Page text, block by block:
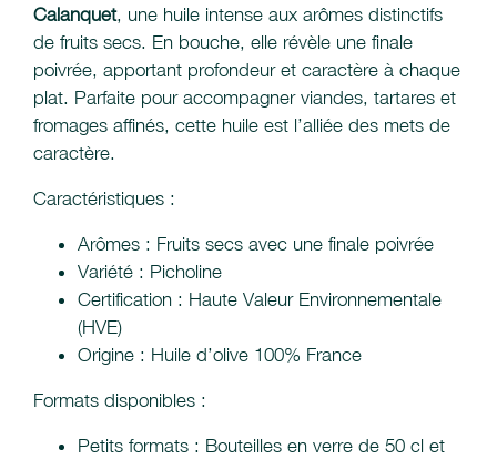
Calanquet, une huile intense aux arômes distinctifs
de fruits secs. En bouche, elle révèle une finale
poivrée, apportant profondeur et caractère à chaque
plat. Parfaite pour accompagner viandes, tartares et
fromages affinés, cette huile est l’alliée des mets de
caractère.
Caractéristiques :
Arômes : Fruits secs avec une finale poivrée
Variété : Picholine
Certification : Haute Valeur Environnementale
(HVE)
Origine : Huile d’olive 100% France
Formats disponibles :
Petits formats : Bouteilles en verre de 50 cl et